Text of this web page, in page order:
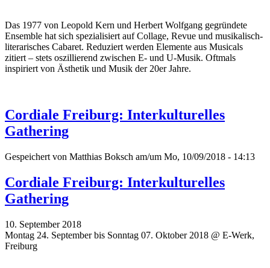
Das 1977 von Leopold Kern und Herbert Wolfgang gegründete
Ensemble hat sich spezialisiert auf Collage, Revue und musikalisch-
literarisches Cabaret. Reduziert werden Elemente aus Musicals
zitiert – stets oszillierend zwischen E- und U-Musik. Oftmals
inspiriert von Ästhetik und Musik der 20er Jahre.
Cordiale Freiburg: Interkulturelles
Gathering
Gespeichert von Matthias Boksch am/um Mo, 10/09/2018 - 14:13
Cordiale Freiburg: Interkulturelles
Gathering
10. September 2018
Montag 24. September bis Sonntag 07. Oktober 2018 @ E-Werk,
Freiburg